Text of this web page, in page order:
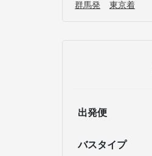
群馬発 東京着
出発便
バスタイプ